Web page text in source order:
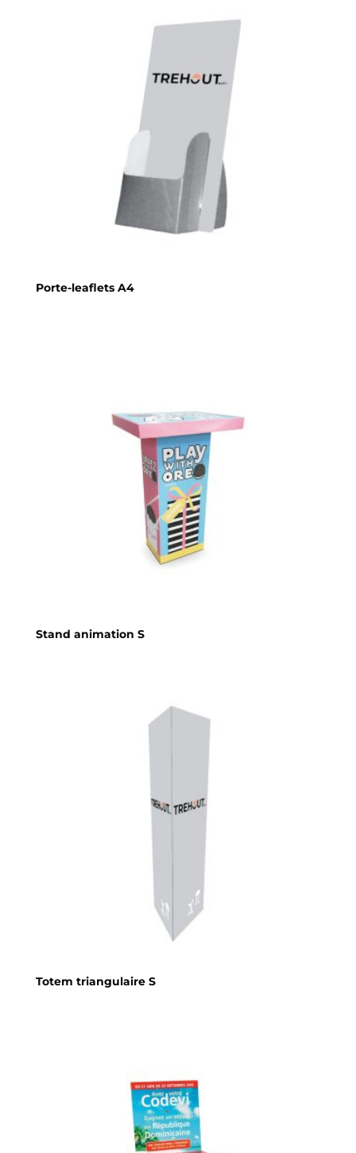
Porte-leaflets A4
Stand animation S
Totem triangulaire S